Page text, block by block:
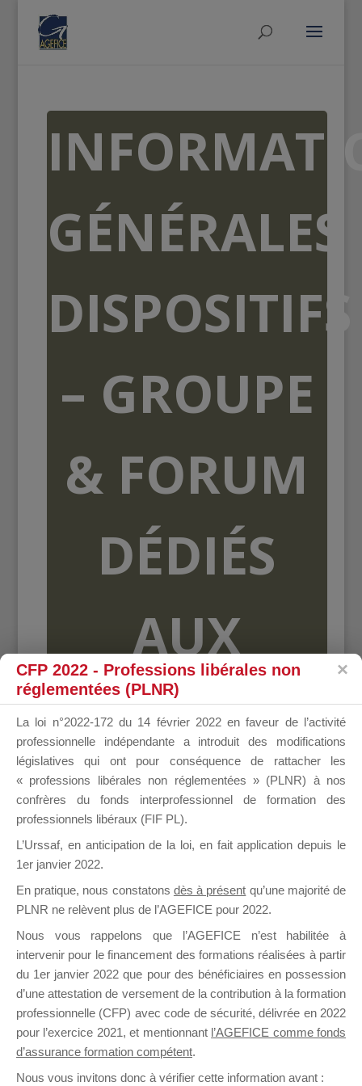
GÉNÉRALES
DISPOSITIFS
– GROUPE
& FORUM
DÉDIÉS
AUX
DE
formation. Il accueille également les Conseillers
CFP 2022 - Professions libérales non
réglementées (PLNR)
La loi n°2022-172 du 14 février 2022 en faveur de l’activité
professionnelle indépendante a introduit des modifications
législatives qui ont pour conséquence de rattacher les
« professions libérales non réglementées » (PLNR) à nos
confrères du fonds interprofessionnel de formation des
professionnels libéraux (FIF PL).
L’Urssaf, en anticipation de la loi, en fait application depuis le
1er janvier 2022.
En pratique, nous constatons dès à présent qu’une majorité de
PLNR ne relèvent plus de l’AGEFICE pour 2022.
Nous vous rappelons que l’AGEFICE n’est habilitée à
intervenir pour le financement des formations réalisées à partir
du 1er janvier 2022 que pour des bénéficiaires en possession
d’une attestation de versement de la contribution à la formation
professionnelle (CFP) avec code de sécurité, délivrée en 2022
pour l’exercice 2021, et mentionnant l’AGEFICE comme fonds
d’assurance formation compétent.
Nous vous invitons donc à vérifier cette information avant :